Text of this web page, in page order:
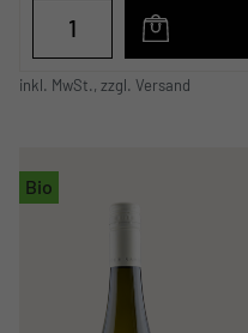
inkl. MwSt., zzgl. Versand
Bio